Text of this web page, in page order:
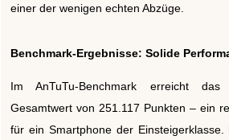
einer der wenigen echten Abzüge.
Benchmark-Ergebnisse: Solide
Im AnTuTu-Benchmark erreicht
Gesamtwert von 251.117 Punkten – ein
für ein Smartphone der